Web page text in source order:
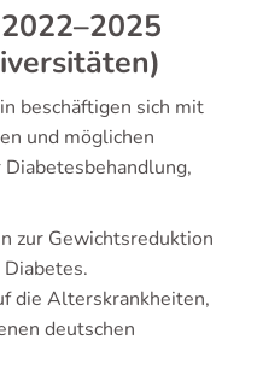
beschäftigen sich mit
und möglichen
zur Gewichtsreduktion
die Alterskrankheiten,
deutschen